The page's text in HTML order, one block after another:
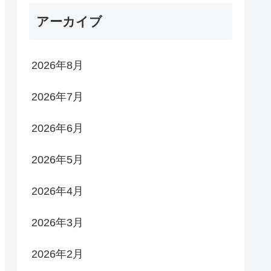
アーカイブ
2026年8月
2026年7月
2026年6月
2026年5月
2026年4月
2026年3月
2026年2月